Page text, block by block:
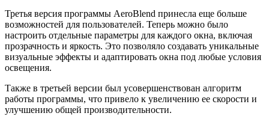
Третья версия программы AeroBlend принесла еще больше
возможностей для пользователей. Теперь можно было
настроить отдельные параметры для каждого окна, включая
прозрачность и яркость. Это позволяло создавать уникальные
визуальные эффекты и адаптировать окна под любые условия
освещения.
Также в третьей версии был усовершенствован алгоритм
работы программы, что привело к увеличению ее скорости и
улучшению общей производительности.